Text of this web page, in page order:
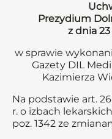
Prezydium
z dnia
w sprawie
Gazety DIL
Kazimierza
Na podstawie art.
r. o izbach
poz. 1342 ze